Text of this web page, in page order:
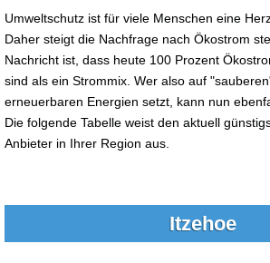
Umweltschutz ist für viele Menschen eine
Daher steigt die Nachfrage nach Ökostrom
Nachricht ist, dass heute 100 Prozent
sind als ein Strommix. Wer also auf
erneuerbaren Energien setzt, kann nun
Die folgende Tabelle weist den aktuell
Anbieter in Ihrer Region aus.
Itzehoe